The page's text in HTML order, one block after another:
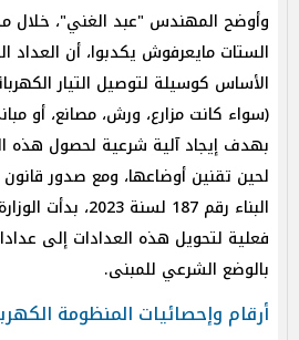
وأوضح المهندس "عبد الغني"، خلال
الستات مايعرفوش يكدبوا، أن العداد
الأساس كوسيلة لتوصيل التيار
(سواء كانت مزارع، ورش، مصانع، أو
بهدف إيجاد آلية شرعية لحصول هذه
لحين تقنين أوضاعها، ومع صدور
البناء رقم 187 لسنة
فعلية لتحويل هذه العدادات إلى
بالوضع الشرعي للمبنى.
أرقام وإحصائيات المنظومة